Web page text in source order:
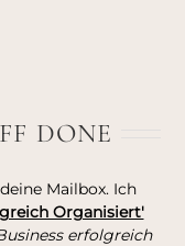
DONE
Mailbox. Ich
Organisiert'
erfolgreich